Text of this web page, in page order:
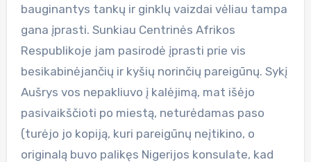
bauginantys tankų ir ginklų vaizdai vėliau tampa
gana įprasti. Sunkiau Centrinės Afrikos
Respublikoje jam pasirodė įprasti prie vis
besikabinėjančių ir kyšių norinčių pareigūnų. Sykį
Aušrys vos nepakliuvo į kalėjimą, mat išėjo
pasivaikščioti po miestą, neturėdamas paso
(turėjo jo kopiją, kuri pareigūnų neįtikino, o
originalą buvo palikęs Nigerijos konsulate, kad